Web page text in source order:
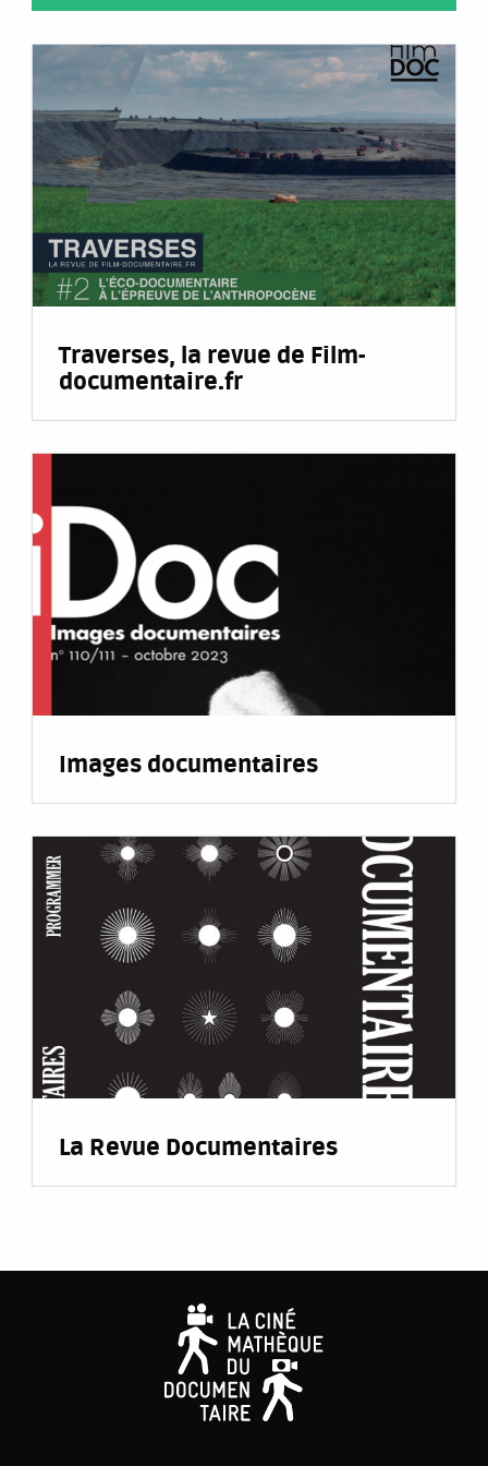
Traverses, la revue de Film-
documentaire.fr
Images documentaires
La Revue Documentaires